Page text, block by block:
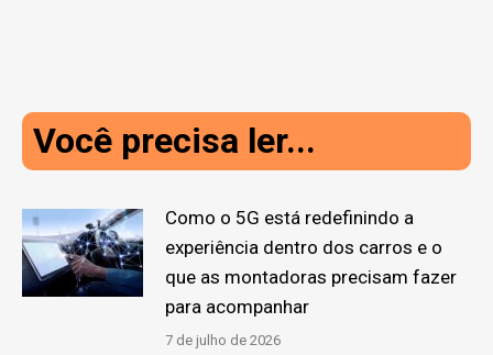
Você precisa ler...
Como o 5G está redefinindo a
experiência dentro dos carros e o
que as montadoras precisam fazer
para acompanhar
7 de julho de 2026